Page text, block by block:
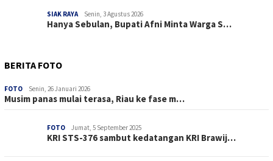
SIAK RAYA Senin, 3 Agustus 2026
Hanya Sebulan, Bupati Afni Minta Warga S…
BERITA FOTO
FOTO Senin, 26 Januari 2026
Musim panas mulai terasa, Riau ke fase m…
FOTO Jumat, 5 September 2025
KRI STS-376 sambut kedatangan KRI Brawij…